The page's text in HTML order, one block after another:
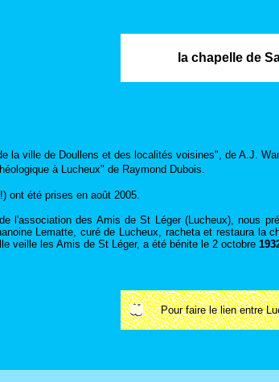
la chapelle de
la ville de Doullens et des localités voisines", de A.J.
à Lucheux" de Raymond Dubois.
ont été prises en août 2005.
l'association des Amis de St Léger (Lucheux), nous
Lematte, curé de Lucheux, racheta et restaura la
veille les Amis de St Léger, a été bénite le 2 octobre
Pour faire le lien entre